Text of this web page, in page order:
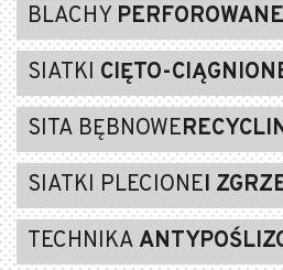
BLACHY PERFOROWANE
SIATKI CIĘTO-
SITA BĘBNOWE
SIATKI PLECIONEI
TECHNIKA